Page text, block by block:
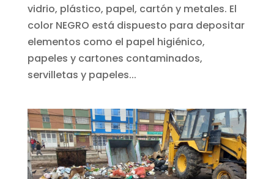
vidrio, plástico, papel, cartón y metales. El
color NEGRO está dispuesto para depositar
elementos como el papel higiénico,
papeles y cartones contaminados,
servilletas y papeles...